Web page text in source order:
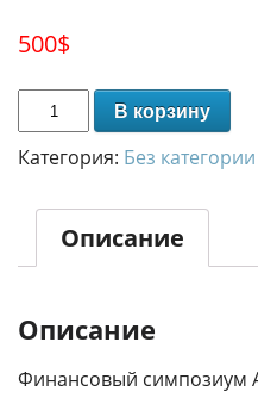
500$
В корзину
Категория: Без категории
Описание
Описание
Финансовый симпозиум